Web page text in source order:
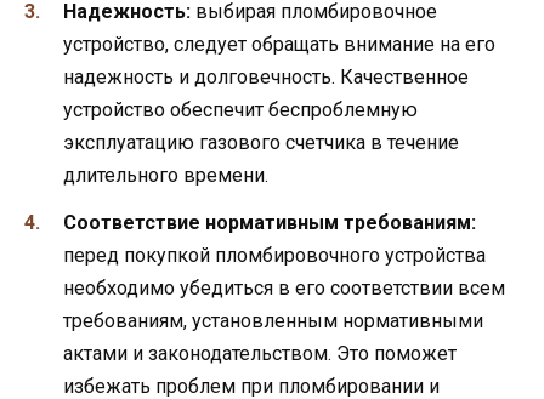
Надежность: выбирая пломбировочное
устройство, следует обращать внимание на его
надежность и долговечность. Качественное
устройство обеспечит беспроблемную
эксплуатацию газового счетчика в течение
длительного времени.
Соответствие нормативным требованиям:
перед покупкой пломбировочного устройства
необходимо убедиться в его соответствии всем
требованиям, установленным нормативными
актами и законодательством. Это поможет
избежать проблем при пломбировании и